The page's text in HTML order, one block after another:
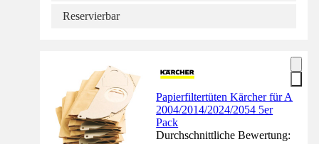
Reservierbar
Papierfiltertüten Kärcher für A
2004/2014/2024/2054 5er
Pack
Durchschnittliche Bewertung: